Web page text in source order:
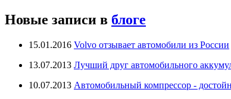
Новые записи в блоге
15.01.2016 Volvo отзывает автомобили из России
13.07.2013 Лучший друг автомобильного
10.07.2013 Автомобильный компрессор -